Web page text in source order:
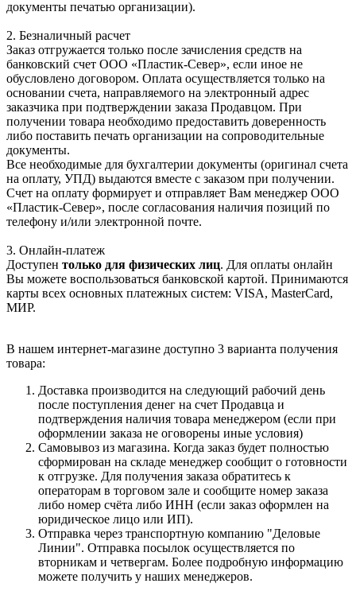
документы печатью организации).
2. Безналичный расчет
Заказ отгружается только после зачисления средств на
банковский счет ООО «Пластик-Север», если иное не
обусловлено договором. Оплата осуществляется только на
основании счета, направляемого на электронный адрес
заказчика при подтверждении заказа Продавцом. При
получении товара необходимо предоставить доверенность
либо поставить печать организации на сопроводительные
документы.
Все необходимые для бухгалтерии документы (оригинал счета
на оплату, УПД) выдаются вместе с заказом при получении.
Счет на оплату формирует и отправляет Вам менеджер ООО
«Пластик-Север», после согласования наличия позиций по
телефону и/или электронной почте.
3. Онлайн-платеж
Доступен только для физических лиц. Для оплаты онлайн
Вы можете воспользоваться банковской картой. Принимаются
карты всех основных платежных систем: VISA, MasterCard,
МИР.
В нашем интернет-магазине доступно 3 варианта получения
товара:
Доставка производится на следующий рабочий день
после поступления денег на счет Продавца и
подтверждения наличия товара менеджером (если при
оформлении заказа не оговорены иные условия)
Самовывоз из магазина. Когда заказ будет полностью
сформирован на складе менеджер сообщит о готовности
к отгрузке. Для получения заказа обратитесь к
операторам в торговом зале и сообщите номер заказа
либо номер счёта либо ИНН (если заказ оформлен на
юридическое лицо или ИП).
Отправка через транспортную компанию "Деловые
Линии". Отправка посылок осуществляется по
вторникам и четвергам. Более подробную информацию
можете получить у наших менеджеров.